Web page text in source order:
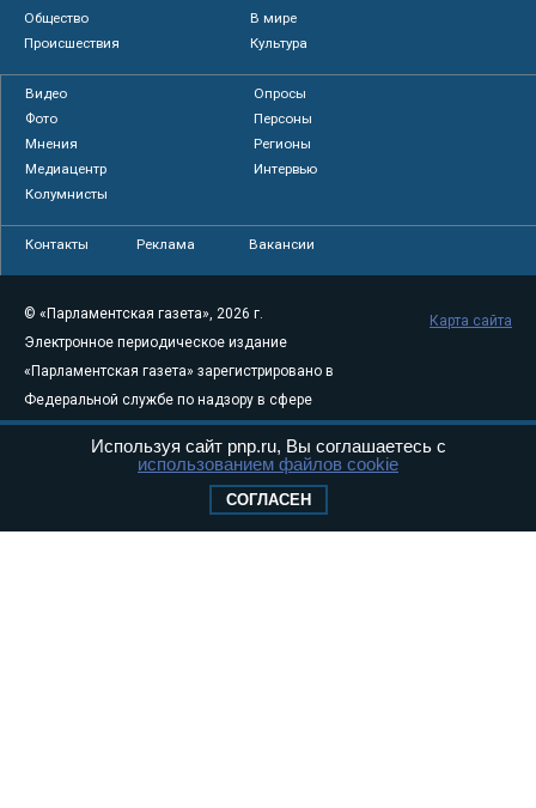
Общество
В мире
Происшествия
Культура
Видео
Опросы
Фото
Персоны
Мнения
Регионы
Медиацентр
Интервью
Колумнисты
Контакты Реклама Вакансии
© «Парламентская газета», 2026 г.
Электронное периодическое издание
«Парламентская газета» зарегистрировано в
Федеральной службе по надзору в сфере
связи, информационных технологий и
массовых коммуникаций (Роскомнадзор) 05
Свидетельство о регистрации Эл № ФС77-
Карта сайта
Используя сайт pnp.ru, Вы соглашаетесь с
использованием файлов cookie
СОГЛАСЕН